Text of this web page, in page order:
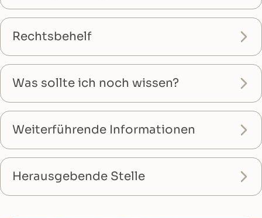
Rechtsbehelf
Was sollte ich noch wissen?
Weiterführende Informationen
Herausgebende Stelle